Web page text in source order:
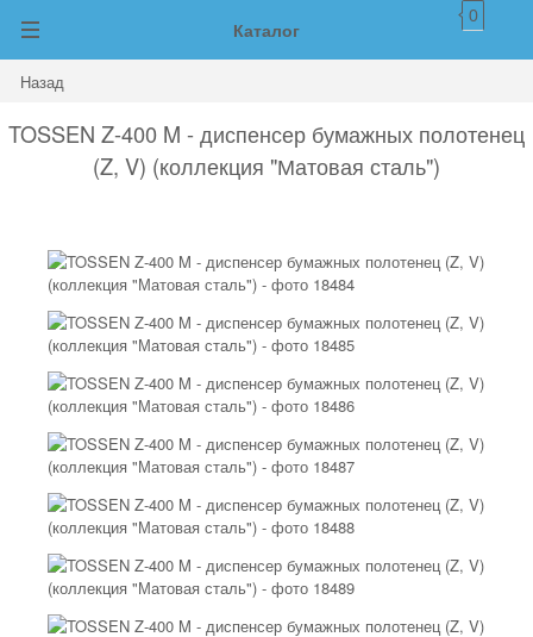
Каталог
0
Назад
TOSSEN Z-400 M - диспенсер бумажных полотенец
(Z, V) (коллекция "Матовая сталь")